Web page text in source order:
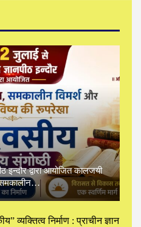
द्वारा आयोजित कालजयी
समकालीन…
‌व्यक्तित्व निर्माण : प्राचीन ज्ञान